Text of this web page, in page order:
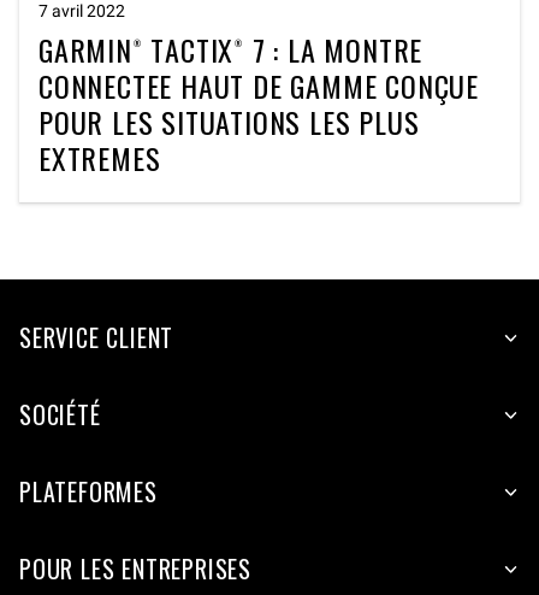
7 avril 2022
GARMIN® TACTIX® 7 : LA MONTRE
CONNECTEE HAUT DE GAMME CONÇUE
POUR LES SITUATIONS LES PLUS
EXTREMES
SERVICE CLIENT
SOCIÉTÉ
PLATEFORMES
POUR LES ENTREPRISES